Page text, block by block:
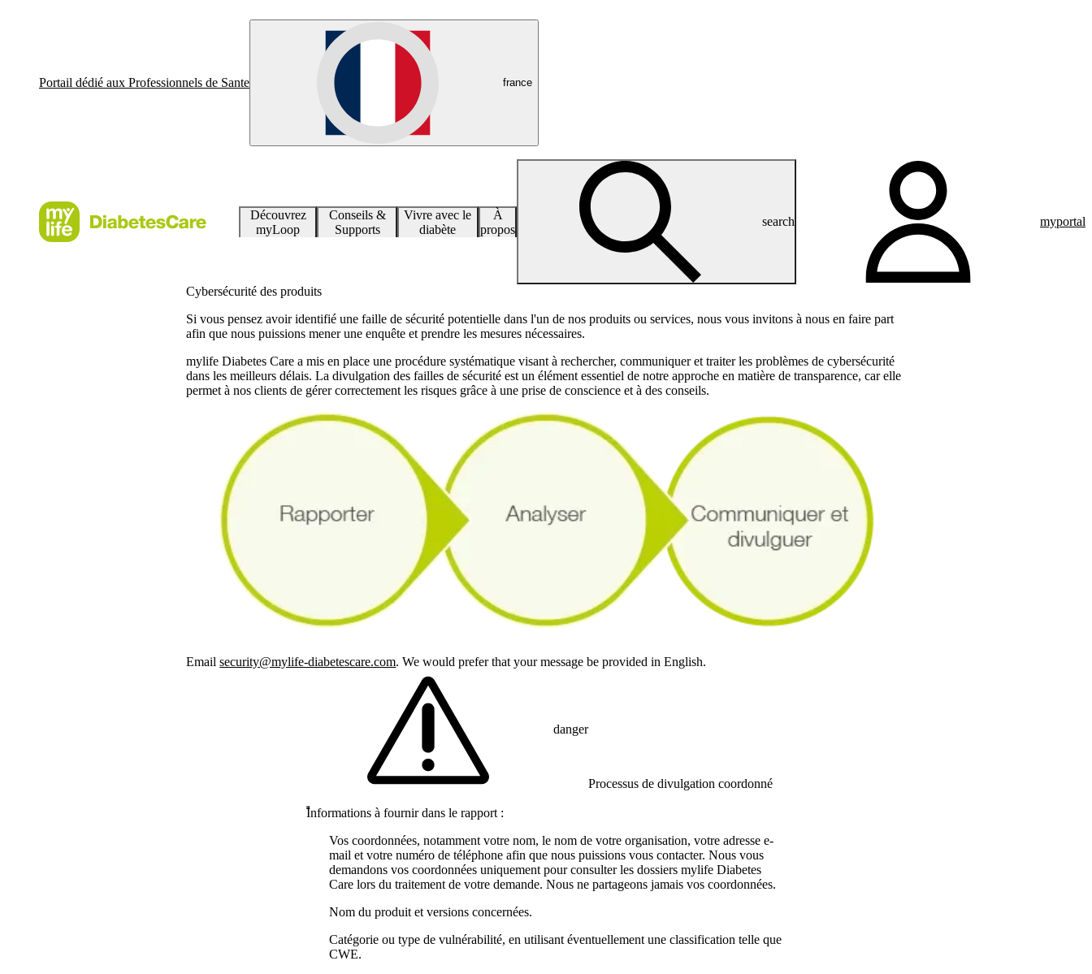
Portail dédié aux Professionnels de Sante france
Découvrez
myLoop
Conseils &
Supports
Vivre avec le
diabète
À
propos
search myportal
Cybersécurité des produits
Si vous pensez avoir identifié une faille de sécurité potentielle dans l'un de nos produits ou services, nous vous invitons à nous en faire part
afin que nous puissions mener une enquête et prendre les mesures nécessaires.
mylife Diabetes Care a mis en place une procédure systématique visant à rechercher, communiquer et traiter les problèmes de cybersécurité
dans les meilleurs délais. La divulgation des failles de sécurité est un élément essentiel de notre approche en matière de transparence, car elle
permet à nos clients de gérer correctement les risques grâce à une prise de conscience et à des conseils.
Emailsecurity@mylife-diabetescare.com. We would prefer that your message be provided in English.
danger
Processus de divulgation coordonné
Informations à fournir dans le rapport :
Vos coordonnées, notamment votre nom, le nom de votre organisation, votre adresse e-
mail et votre numéro de téléphone afin que nous puissions vous contacter. Nous vous
demandons vos coordonnées uniquement pour consulter les dossiers mylife Diabetes
Care lors du traitement de votre demande. Nous ne partageons jamais vos coordonnées.
Nom du produit et versions concernées.
Catégorie ou type de vulnérabilité, en utilisant éventuellement une classification telle que
CWE.